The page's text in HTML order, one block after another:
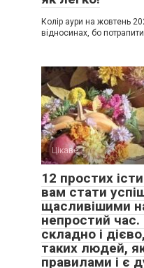
Колір аури на жовтень
відносинах, бо
Цікаве
12 простих
вам стати
щасливішими
непростий час.
складно і
таких людей,
правилами і є